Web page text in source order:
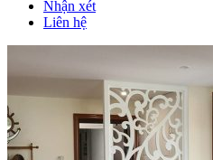
Nhận xét
Liên hệ